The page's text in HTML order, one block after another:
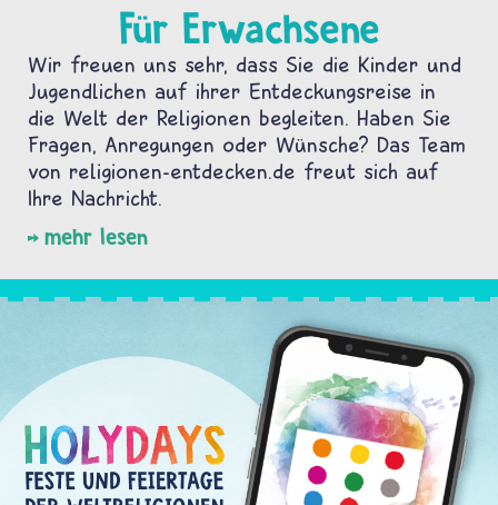
Für Erwachsene
Wir freuen uns sehr, dass Sie die Kinder und
Jugendlichen auf ihrer Entdeckungsreise in
die Welt der Religionen begleiten. Haben Sie
Fragen, Anregungen oder Wünsche? Das Team
von religionen-entdecken.de freut sich auf
Ihre Nachricht.
mehr lesen